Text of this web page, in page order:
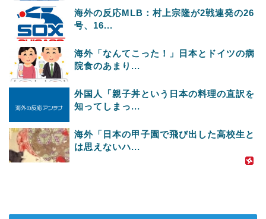
海外の反応MLB：村上宗隆が2戦連発の26
号、16...
海外「なんてこった！」日本とドイツの病
院食のあまり...
外国人「親子丼という日本の料理の直訳を
知ってしまっ...
海外「日本の甲子園で飛び出した高校生と
は思えないハ...